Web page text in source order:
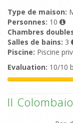
Type de maison:
Personnes: 10
Chambres
Salles de bains: 3
Piscine: Piscine
Evaluation: 10/10
Il Colombaio